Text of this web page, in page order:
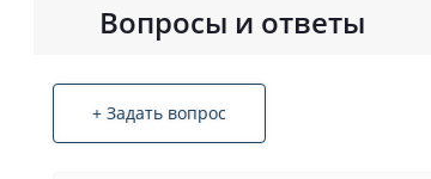
Вопросы и ответы
+ Задать вопрос